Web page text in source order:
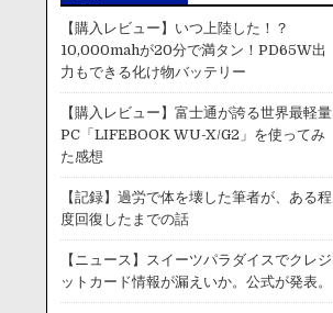
【購入レビュー】いつ上陸した！？
10,000mahが20分で満タン！PD65W出
力もできる化け物バッテリー
【購入レビュー】富士通が誇る世界最軽量
PC「LIFEBOOK WU-X/G2」を使ってみ
た感想
【記録】過労で体を壊した筆者が、ある程
度回復したまでの話
【ニュース】スイーツパラダイスでクレジ
ットカード情報が漏えいか。公式が発表。